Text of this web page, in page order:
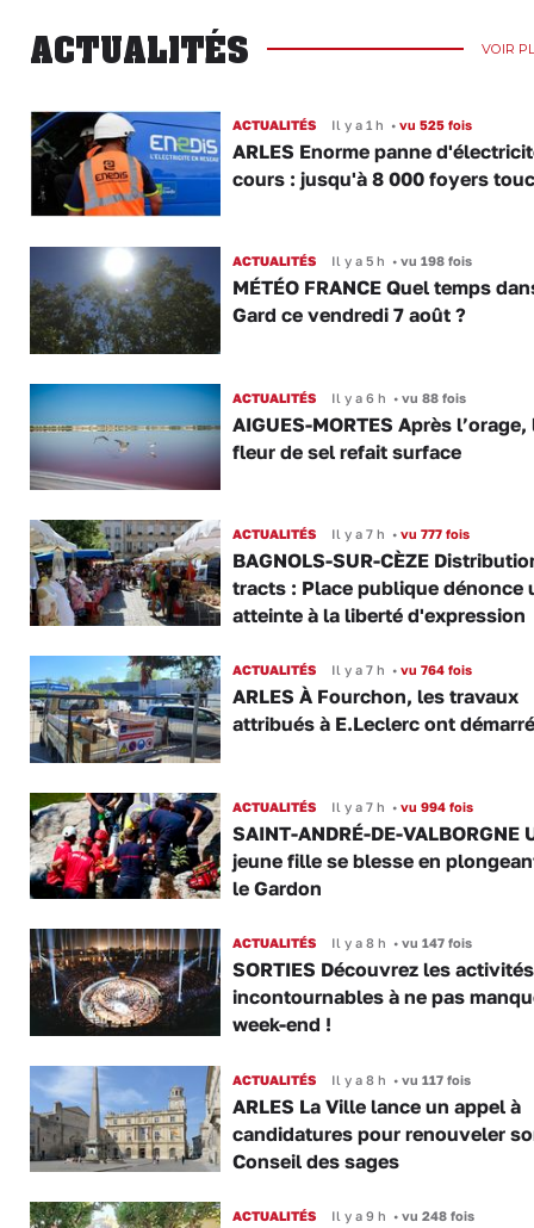
ACTUALITÉS VOIR
ACTUALITÉS Il y a 1 h •vu 525 fois
ARLES Enorme panne
cours : jusqu'à 8 000 foyers
ACTUALITÉS Il y a 5 h •vu 198 fois
MÉTÉO FRANCE Quel temps
Gard ce vendredi 7 août ?
ACTUALITÉS Il y a 6 h •vu 88 fois
AIGUES-MORTES Après l’orage,
fleur de sel refait surface
ACTUALITÉS Il y a 7 h •vu 777 fois
BAGNOLS-SUR-CÈZE
tracts : Place publique dénonce
atteinte à la liberté d'expression
ACTUALITÉS Il y a 7 h •vu 764 fois
ARLES À Fourchon, les travaux
attribués à E.Leclerc ont démarré
ACTUALITÉS Il y a 7 h •vu 994 fois
SAINT-ANDRÉ-DE-VALBORGNE
jeune fille se blesse en
le Gardon
ACTUALITÉS Il y a 8 h •vu 147 fois
SORTIES Découvrez les activités
incontournables à ne pas
week-end !
ACTUALITÉS Il y a 8 h •vu 117 fois
ARLES La Ville lance un appel à
candidatures pour renouveler
Conseil des sages
ACTUALITÉS Il y a 9 h •vu 248 fois